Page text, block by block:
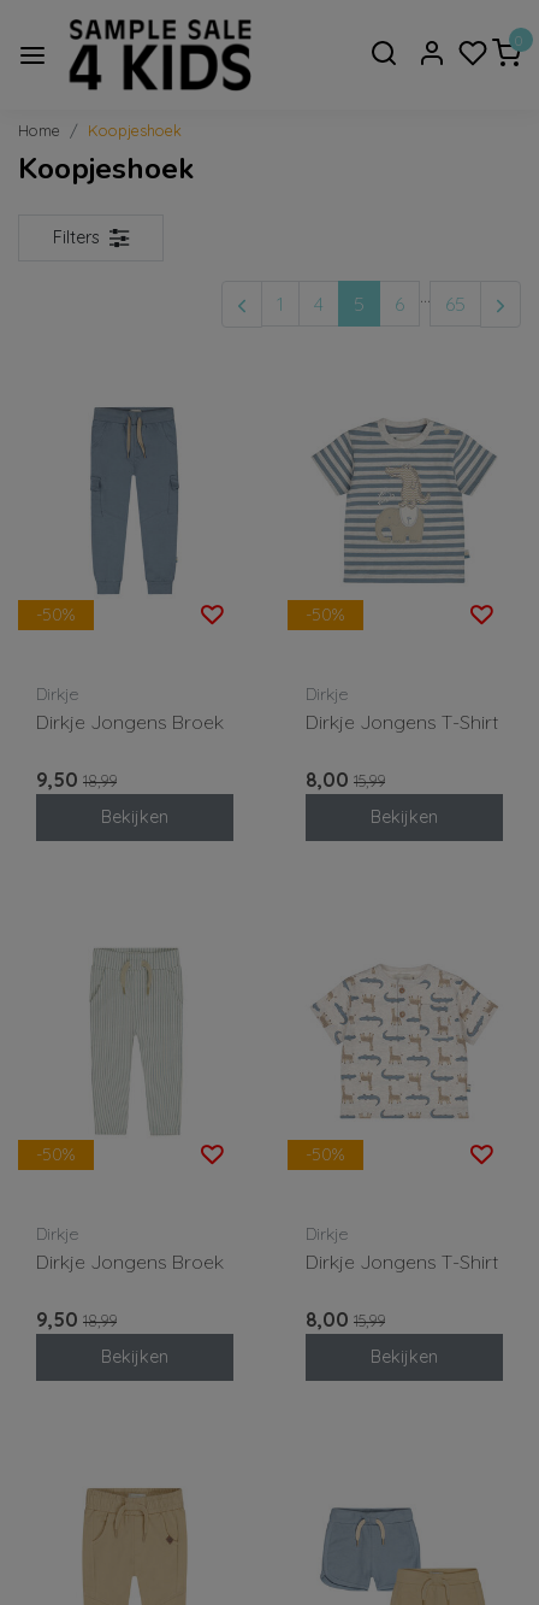
0
Home Koopjeshoek
Koopjeshoek
Filters
1 4 5 6 ... 65
-50%
Dirkje
Dirkje Jongens Broek
9,50 18,99
Bekijken
-50%
Dirkje
Dirkje Jongens T-Shirt
8,00 15,99
Bekijken
-50%
Dirkje
Dirkje Jongens Broek
9,50 18,99
Bekijken
-50%
Dirkje
Dirkje Jongens T-Shirt
8,00 15,99
Bekijken